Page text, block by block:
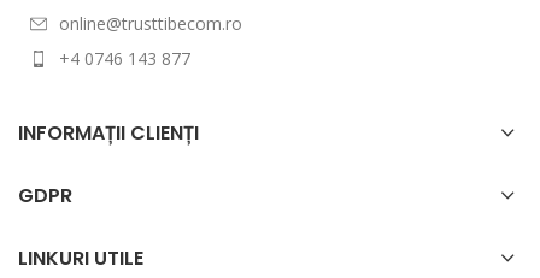
online@trusttibecom.ro
+4 0746 143 877
INFORMAȚII CLIENȚI
GDPR
LINKURI UTILE